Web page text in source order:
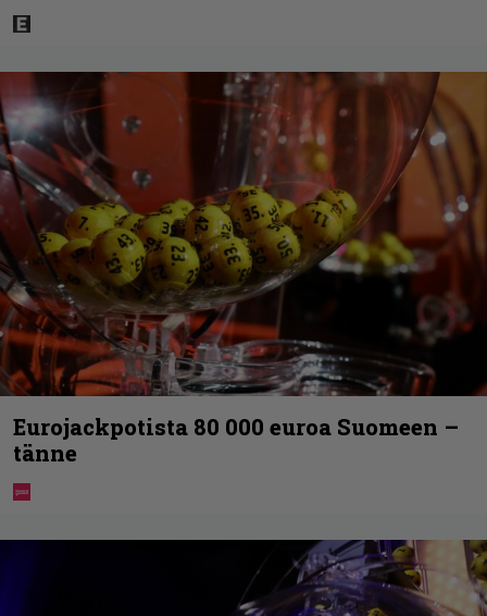
Eurojackpotista 80 000 euroa Suomeen –
tänne